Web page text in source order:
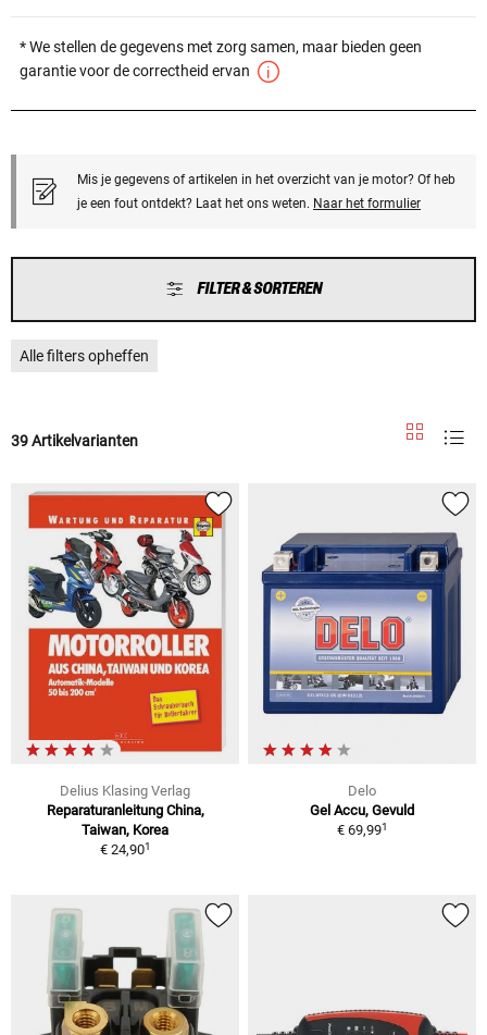
* We stellen de gegevens met zorg samen, maar bieden geen
garantie voor de correctheid ervan
Mis je gegevens of artikelen in het overzicht van je motor? Of heb
je een fout ontdekt? Laat het ons weten. Naar het formulier
FILTER & SORTEREN
Alle filters opheffen
39 Artikelvarianten
Delius Klasing Verlag
Reparaturanleitung China,
Taiwan, Korea
€ 24,901
Delo
Gel Accu, Gevuld
€ 69,991